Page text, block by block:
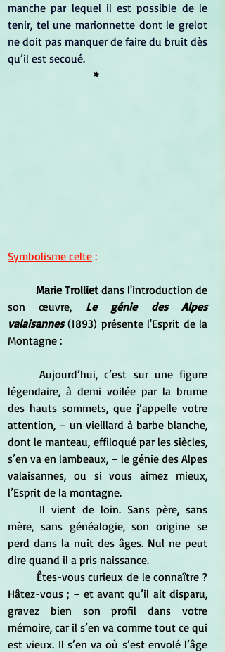
manche par lequel il est possible de le
tenir, tel une marionnette dont le grelot
ne doit pas manquer de faire du bruit dès
qu’il est secoué.
*
Symbolisme celte :
Marie Trolliet dans l'introduction de
son œuvre, Le génie des Alpes
valaisannes (1893) présente l'Esprit de la
Montagne :
	Aujourd’hui, c’est sur une figure
légendaire, à demi voilée par la brume
des hauts sommets, que j’appelle votre
attention, – un vieillard à barbe blanche,
dont le manteau, effiloqué par les siècles,
s’en va en lambeaux, – le génie des Alpes
valaisannes, ou si vous aimez mieux,
l’Esprit de la montagne.
mère, sans généalogie, son origine se
perd dans la nuit des âges. Nul ne peut
dire quand il a pris naissance.
Hâtez-vous ; – et avant qu’il ait disparu,
gravez bien son profil dans votre
mémoire, car il s’en va comme tout ce qui
est vieux. Il s’en va où s’est envolé l’âge